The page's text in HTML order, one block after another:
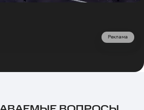
Реклама